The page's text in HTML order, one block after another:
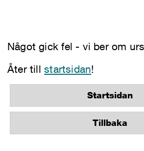
Något gick fel - vi ber om
Åter tillstartsidan!
Startsidan
Tillbaka